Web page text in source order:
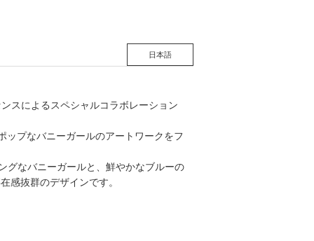
日本語
スによるスペシャルコラボレーション
ップなバニーガールのアートワークをフ
グなバニーガールと、鮮やかなブルーの
感抜群のデザインです。